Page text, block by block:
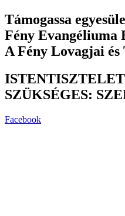
Ugrás
a
tartalomhoz
Támogassa
Fény Evangéliuma
A Fény Lovagjai és
SZÜKSÉGES:
Facebook